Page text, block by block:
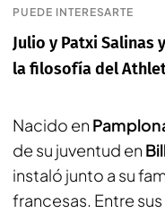
PUEDE INTERESARTE
Julio y Patxi Salinas
la filosofía del
Nacido en
de su juventud en
instaló junto a su
francesas. Entre